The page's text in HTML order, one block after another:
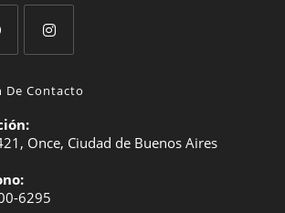
abre
una
pestaña
Contacto
Once, Ciudad de Buenos Aires
6295